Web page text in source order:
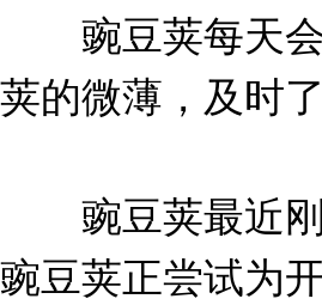
豌豆荚每天会
荚的微薄，及时
豌豆荚最近刚
豌豆荚正尝试为